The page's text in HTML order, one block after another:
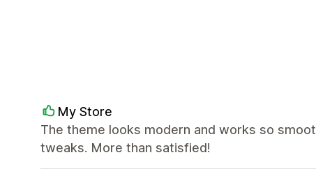
My Store
The theme looks modern and works so
tweaks. More than satisfied!